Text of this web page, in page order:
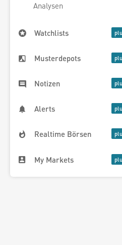
Analysen
Watchlists
Musterdepots
Notizen
Alerts
Realtime Börsen
My Markets